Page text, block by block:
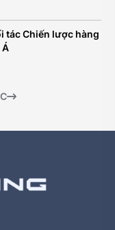
tác Chiến lược hàng
Á